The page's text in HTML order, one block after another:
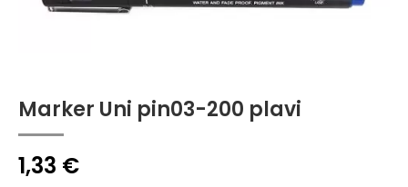
Marker Uni pin03-200 plavi
1,33 €